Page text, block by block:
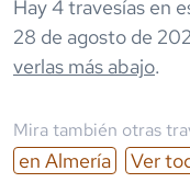
Hay4travesías en
28 de agosto de
verlas más abajo.
Mira también otras
en Almería Ver